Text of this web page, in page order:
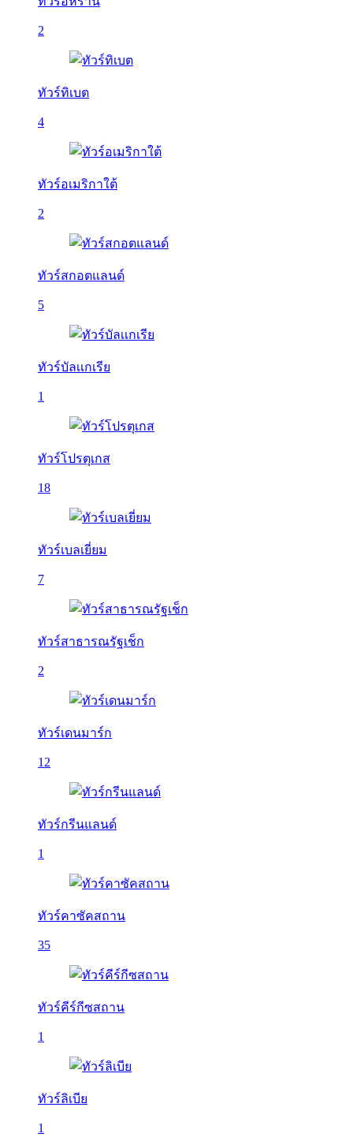
2
ทัวร์ทิเบต
4
ทัวร์อเมริกาใต้
2
ทัวร์สกอตแลนด์
5
ทัวร์บัลเเกเรีย
1
ทัวร์โปรตุเกส
18
ทัวร์เบลเยี่ยม
7
ทัวร์สาธารณรัฐเช็ก
2
ทัวร์เดนมาร์ก
12
ทัวร์กรีนแลนด์
1
ทัวร์คาซัคสถาน
35
ทัวร์คีร์กีซสถาน
1
ทัวร์ลิเบีย
1